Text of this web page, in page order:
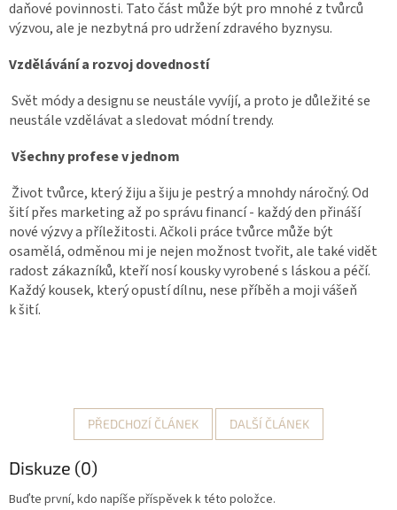
daňové povinnosti. Tato část může být pro mnohé z tvůrců
výzvou, ale je nezbytná pro udržení zdravého byznysu.
Vzdělávání a rozvoj dovedností
Svět módy a designu se neustále vyvíjí, a proto je důležité se
neustále vzdělávat a sledovat módní trendy.
Všechny profese v jednom
Život tvůrce, který žiju a šiju je pestrý a mnohdy náročný. Od
šití přes marketing až po správu financí - každý den přináší
nové výzvy a příležitosti. Ačkoli práce tvůrce může být
osamělá, odměnou mi je nejen možnost tvořit, ale také vidět
radost zákazníků, kteří nosí kousky vyrobené s láskou a péčí.
Každý kousek, který opustí dílnu, nese příběh a moji vášeň
k šití.
PŘEDCHOZÍ ČLÁNEK DALŠÍ ČLÁNEK
Diskuze (0)
Buďte první, kdo napíše příspěvek k této položce.